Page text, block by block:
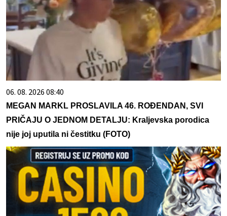
06. 08. 2026 08:40
MEGAN MARKL PROSLAVILA 46. ROĐENDAN, SVI
PRIČAJU O JEDNOM DETALJU: Kraljevska porodica
nije joj uputila ni čestitku (FOTO)